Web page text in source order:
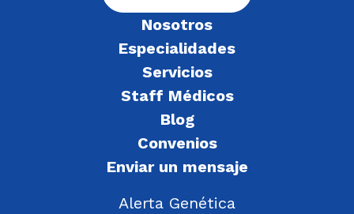
Nosotros
Especialidades
Servicios
Staff Médicos
Blog
Convenios
Enviar un mensaje
Alerta Genética